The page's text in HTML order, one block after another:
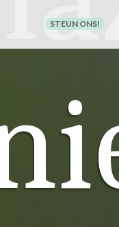
STEUN ONS!